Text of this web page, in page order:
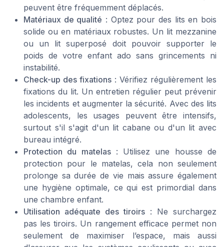
peuvent être fréquemment déplacés.
Matériaux de qualité : Optez pour des lits en bois
solide ou en matériaux robustes. Un lit mezzanine
ou un lit superposé doit pouvoir supporter le
poids de votre enfant ado sans grincements ni
instabilité.
Check-up des fixations : Vérifiez régulièrement les
fixations du lit. Un entretien régulier peut prévenir
les incidents et augmenter la sécurité. Avec des lits
adolescents, les usages peuvent être intensifs,
surtout s'il s'agit d'un lit cabane ou d'un lit avec
bureau intégré.
Protection du matelas: Utilisez une housse de
protection pour le matelas, cela non seulement
prolonge sa durée de vie mais assure également
une hygiène optimale, ce qui est primordial dans
une chambre enfant.
Utilisation adéquate des tiroirs : Ne surchargez
pas les tiroirs. Un rangement efficace permet non
seulement de maximiser l’espace, mais aussi